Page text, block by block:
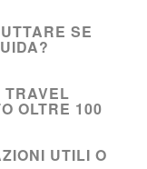
SE
TRAVEL
OLTRE 100
UTILI O